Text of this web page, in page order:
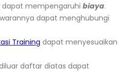
dapat mempengaruhi biaya.
dapat menghubungi
Training dapat menyesuaikan
daftar diatas dapat